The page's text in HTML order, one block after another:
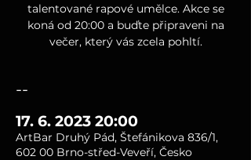
talentované rapové umělce. Akce se
koná od 20:00 a buďte připraveni na
večer, který vás zcela pohltí.
--
17. 6. 2023 20:00
ArtBar Druhý Pád, Štefánikova 836/1,
602 00 Brno-střed-Veveří, Česko